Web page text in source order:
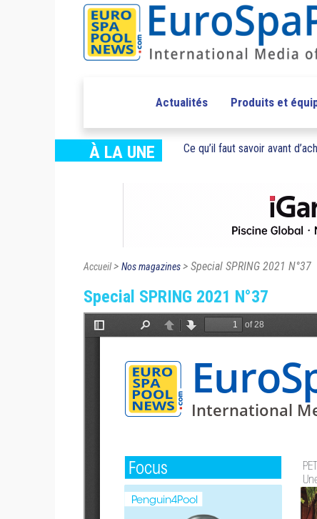
Actualités Produits et
À LA UNE Ce qu’il faut savoir avant
Accueil> Nos magazines> Special SPRING 2021 N°37
Special SPRING 2021 N°37